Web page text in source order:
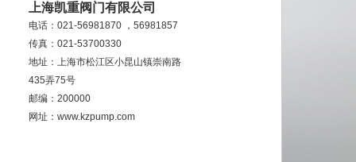
上海凯重阀门有限公司
电话：021-56981870 ，56981857
传真：021-53700330
地址：上海市松江区小昆山镇崇南路
435弄75号
邮编：200000
网址：www.kzpump.com